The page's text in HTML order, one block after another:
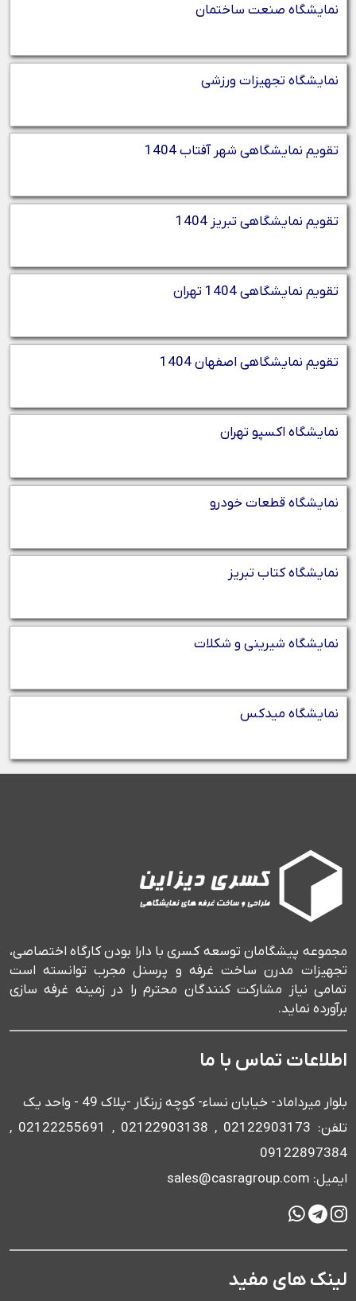
نمایشگاه صنعت ساختمان
نمایشگاه تجهیزات ورزشی
تقویم نمایشگاهی شهر آفتاب 1404
تقویم نمایشگاهی تبریز 1404
تقویم نمایشگاهی 1404 تهران
تقویم نمایشگاهی اصفهان 1404
نمایشگاه اکسپو تهران
نمایشگاه قطعات خودرو
نمایشگاه کتاب تبریز
نمایشگاه شیرینی و شکلات
نمایشگاه میدکس
مجموعه پیشگامان توسعه کسری با دارا بودن کارگاه اختصاصی،
تجهیزات مدرن ساخت غرفه و پرسنل مجرب توانسته است
تمامی نیاز مشارکت کنندگان محترم را در زمینه غرفه سازی
برآورده نماید.
اطلاعات تماس با ما
بلوار میرداماد- خیابان نساء- کوچه زرنگار -پلاک 49 - واحد یک
تلفن: 02122903173 , 02122903138 , 02122255691 ,
09122897384
ایمیل: sales@casragroup.com
لینک های مفید